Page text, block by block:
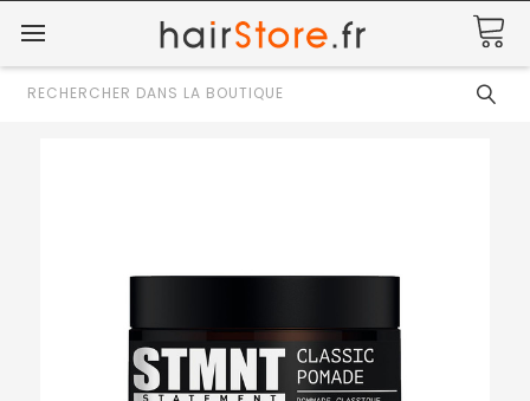
Rechercher